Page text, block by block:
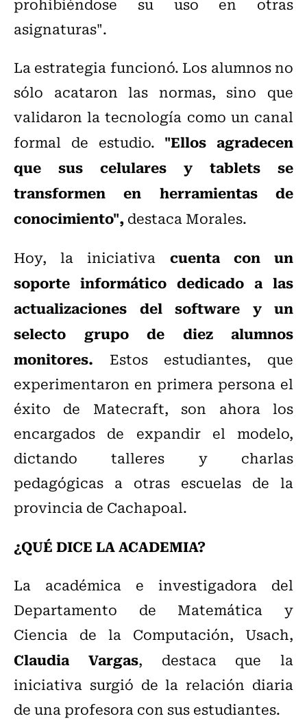
asignaturas".
La estrategia funcionó. Los alumnos no
sólo acataron las normas, sino que
validaron la tecnología como un canal
formal de estudio. "Ellos agradecen
que sus celulares y tablets se
transformen en herramientas de
conocimiento",destaca Morales.
Hoy, la iniciativa cuenta con un
soporte informático dedicado a las
actualizaciones del software y un
selecto grupo de diez alumnos
monitores. Estos estudiantes, que
experimentaron en primera persona el
éxito de Matecraft, son ahora los
encargados de expandir el modelo,
dictando talleres y charlas
pedagógicas a otras escuelas de la
provincia de Cachapoal.
¿QUÉ DICE LA ACADEMIA?
La académica e investigadora del
Departamento de Matemática y
Ciencia de la Computación, Usach,
Claudia Vargas, destaca que la
iniciativa surgió de la relación diaria
de una profesora con sus estudiantes.